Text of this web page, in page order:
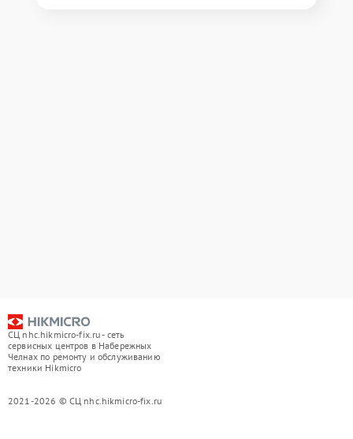
СЦ nhc.hikmicro-fix.ru - сеть
сервисных центров в Набережных
Челнах по ремонту и обслуживанию
техники Hikmicro
2021-2026 © СЦ nhc.hikmicro-fix.ru